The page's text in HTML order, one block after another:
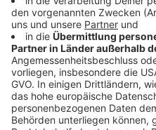
Drittanbieters,
einzubetten.
Daten zu
sammeln.
Details durch
Nutzung des
Video